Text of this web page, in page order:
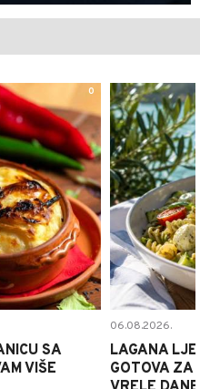
0
SA
VIŠE
06.08.2026.
LAGANA
GOTOVA ZA